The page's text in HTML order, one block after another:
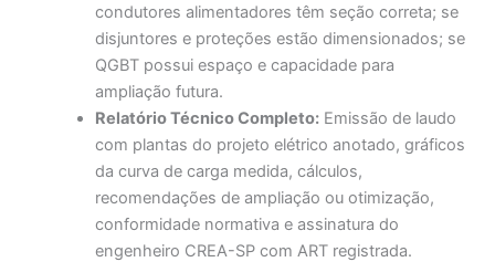
condutores alimentadores têm seção correta; se
disjuntores e proteções estão dimensionados; se
QGBT possui espaço e capacidade para
ampliação futura.
Relatório Técnico Completo: Emissão de laudo
com plantas do projeto elétrico anotado, gráficos
da curva de carga medida, cálculos,
recomendações de ampliação ou otimização,
conformidade normativa e assinatura do
engenheiro CREA-SP com ART registrada.